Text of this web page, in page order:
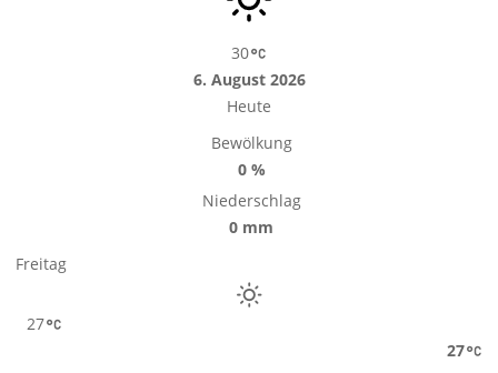
30
6. August 2026
Heute
Bewölkung
0 %
Niederschlag
0 mm
Freitag
27
27